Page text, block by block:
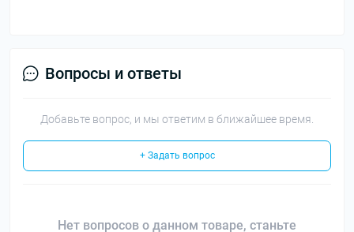
Вопросы и ответы
Добавьте вопрос, и мы ответим в ближайшее время.
+ Задать вопрос
Нет вопросов о данном товаре, станьте